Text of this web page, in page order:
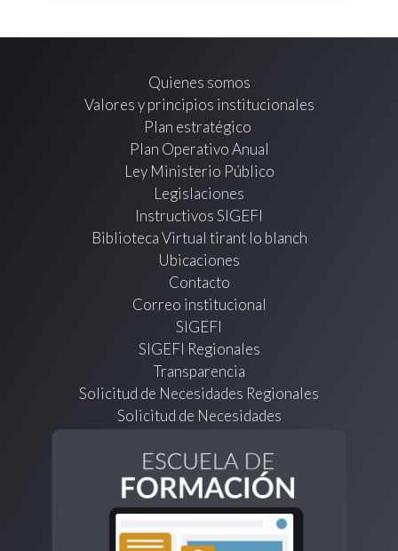
Quienes somos
Valores y principios institucionales
Plan estratégico
Plan Operativo Anual
Ley Ministerio Público
Legislaciones
Instructivos SIGEFI
Biblioteca Virtual tirant lo blanch
Ubicaciones
Contacto
Correo institucional
SIGEFI
SIGEFI Regionales
Transparencia
Solicitud de Necesidades Regionales
Solicitud de Necesidades